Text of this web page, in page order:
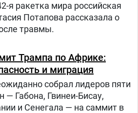
я ракетка мира российская
Потапова рассказала о
травмы.
Трампа по Африке:
и миграция
собрал лидеров пяти
— Габона, Гвинеи-Бисау,
и Сенегала — на саммит в